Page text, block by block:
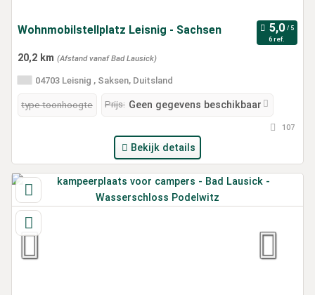
Wohnmobilstellplatz Leisnig - Sachsen
6 ref.
20,2 km (Afstand vanaf Bad Lausick)
04703 Leisnig , Saksen, Duitsland
type toonhoogte Prijs: Geen gegevens beschikbaar
107
Bekijk details